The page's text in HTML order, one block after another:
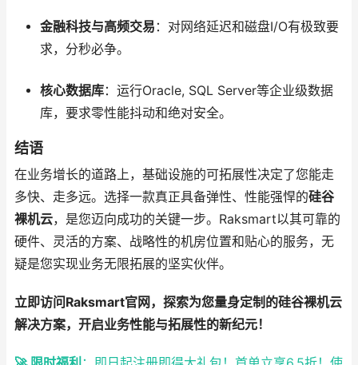
金融科技与高频交易 ：对网络延迟和磁盘I/O有极致要
求，分秒必争。
核心数据库：运行Oracle, SQL Server等企业级数据
库，要求零性能抖动和绝对安全。
结语
在业务增长的道路上，基础设施的可拓展性决定了您能走
多快、走多远。选择一款真正具备弹性、性能强悍的硅谷
裸机云，是您迈向成功的关键一步。Raksmart以其可靠的
硬件、灵活的方案、战略性的机房位置和贴心的服务，无
疑是您实现业务无限拓展的坚实伙伴。
立即访问Raksmart官网，探索为您量身定制的硅谷裸机云
解决方案，开启业务性能与拓展性的新纪元！